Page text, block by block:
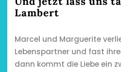
Lambert
Marcel und Marguerite
Lebenspartner und fast
dann kommt die Liebe ein